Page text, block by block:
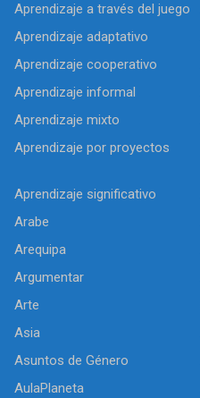
Aprendizaje a través del juego
Aprendizaje adaptativo
Aprendizaje cooperativo
Aprendizaje informal
Aprendizaje mixto
Aprendizaje por proyectos
Aprendizaje significativo
Arabe
Arequipa
Argumentar
Arte
Asia
Asuntos de Género
AulaPlaneta